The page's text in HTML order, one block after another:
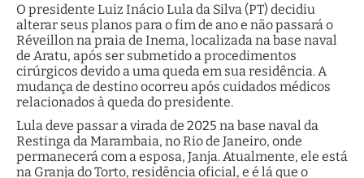
O presidente Luiz Inácio Lula da Silva (PT) decidiu
alterar seus planos para o fim de ano e não passará o
Réveillon na praia de Inema, localizada na base naval
de Aratu, após ser submetido a procedimentos
cirúrgicos devido a uma queda em sua residência. A
mudança de destino ocorreu após cuidados médicos
relacionados à queda do presidente.
Lula deve passar a virada de 2025 na base naval da
Restinga da Marambaia, no Rio de Janeiro, onde
permanecerá com a esposa, Janja. Atualmente, ele está
na Granja do Torto, residência oficial, e é lá que o